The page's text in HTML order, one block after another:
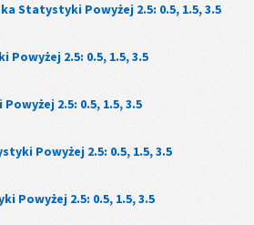
Statystyki Powyżej 2.5: 0.5, 1.5, 3.5
2.5: 0.5, 1.5, 3.5
2.5: 0.5, 1.5, 3.5
Powyżej 2.5: 0.5, 1.5, 3.5
Powyżej 2.5: 0.5, 1.5, 3.5